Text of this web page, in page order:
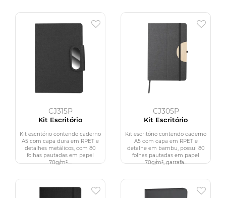
CJ315P
Kit Escritório
Kit escritório contendo caderno
A5 com capa dura em RPET e
detalhes metálicos, com 80
folhas pautadas em papel
70g/m²....
CJ305P
Kit Escritório
Kit escritório contendo caderno
A5 com capa em RPET e
detalhe em bambu, possui 80
folhas pautadas em papel
70g/m², garrafa...